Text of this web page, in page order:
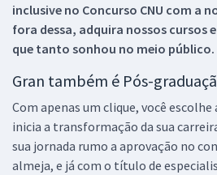
inclusive no Concurso CNU com a
fora dessa, adquira nossos cursos
que tanto sonhou no meio público.
Gran também é Pós-
Com apenas um clique, você escolhe
inicia a transformação da sua
sua jornada rumo a aprovação no
almeja, e já com o título de